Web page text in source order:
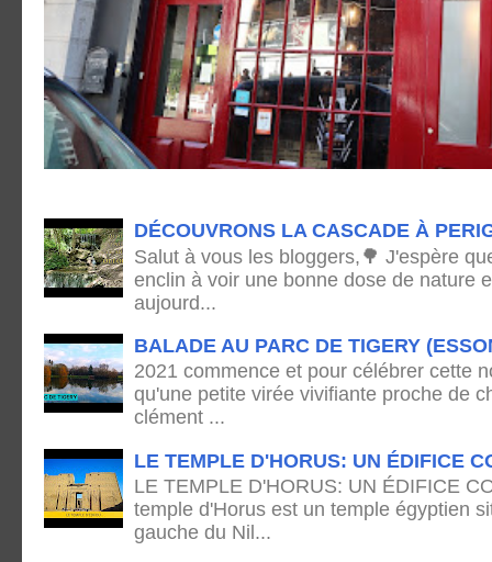
DÉCOUVRONS LA CASCADE À
Salut à vous les bloggers,🌳 J'espère
enclin à voir une bonne dose de nature
aujourd...
BALADE AU PARC DE TIGERY
2021 commence et pour célébrer cette
qu'une petite virée vivifiante proche de
clément ...
LE TEMPLE D'HORUS: UN ÉDIFICE
LE TEMPLE D'HORUS: UN ÉDIFICE
temple d'Horus est un temple égyptien
gauche du Nil...